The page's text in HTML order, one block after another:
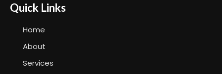
Quick Links
Home
About
Services